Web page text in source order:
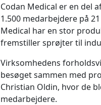
Codan Medical er en del
1.500 medarbejdere på
Medical har en stor
fremstiller sprøjter til
Virksomhedens
besøget sammen med
Christian Oldin, hvor de
medarbejdere.